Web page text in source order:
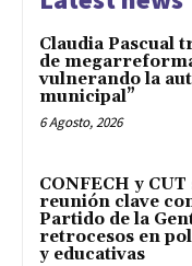
Claudia Pascual
de
vulnerando la
municipal”
6 Agosto, 2026
CONFECH y
reunión clave
Partido de la
retrocesos en
y educativas